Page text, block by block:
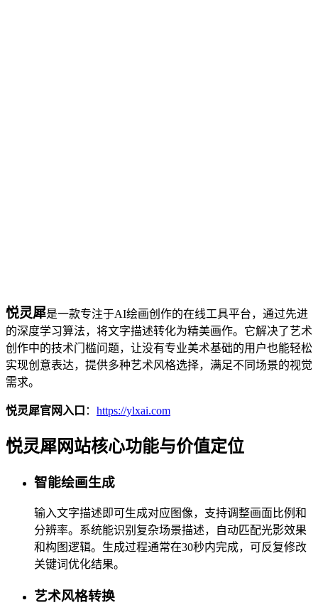
悦灵犀是一款专注于AI绘画创作的在线工具平台，通过先进
的深度学习算法，将文字描述转化为精美画作。它解决了艺术
创作中的技术门槛问题，让没有专业美术基础的用户也能轻松
实现创意表达，提供多种艺术风格选择，满足不同场景的视觉
需求。
悦灵犀官网入口 ： https://ylxai.com
悦灵犀网站核心功能与价值定位
智能绘画生成
输入文字描述即可生成对应图像，支持调整画面比例和
分辨率。系统能识别复杂场景描述，自动匹配光影效果
和构图逻辑。生成过程通常在30秒内完成，可反复修改
关键词优化结果。
艺术风格转换